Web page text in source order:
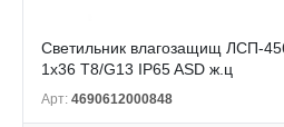
Светильник влагозащищ ЛСП-
1х36 Т8/G13 IP65 ASD ж.ц
Арт: 4690612000848